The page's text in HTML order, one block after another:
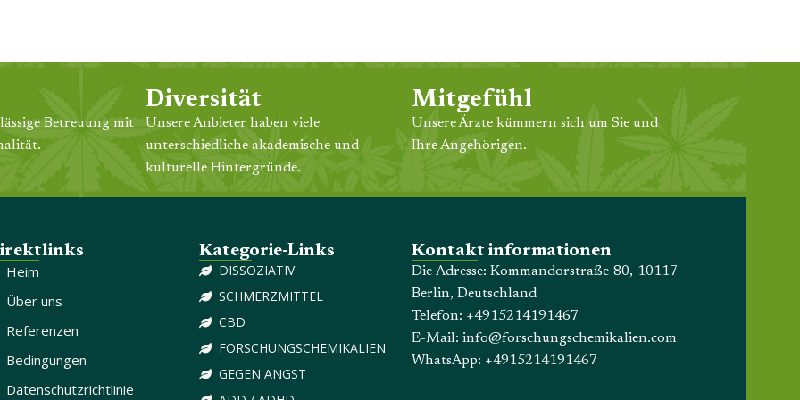
Betreuung mit
Diversität
Unsere Anbieter haben viele
unterschiedliche akademische und
kulturelle Hintergründe.
Mitgefühl
Unsere Ärzte kümmern sich um Sie und
Ihre Angehörigen.
Heim
Über uns
Referenzen
Bedingungen
Datenschutzrichtlinie
Kategorie-Links
DISSOZIATIV
SCHMERZMITTEL
CBD
FORSCHUNGSCHEMIKALIEN
GEGEN ANGST
Kontakt informationen
Die Adresse: Kommandorstraße 80, 10117
Berlin, Deutschland
Telefon: +4915214191467
E-Mail: info@forschungschemikalien.com
WhatsApp: +4915214191467